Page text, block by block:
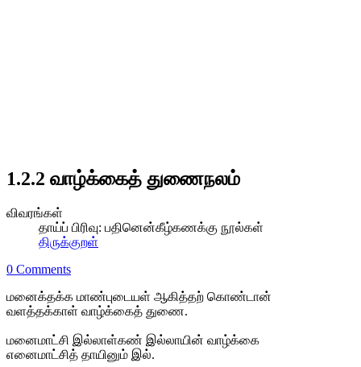
1.2.2 வாழ்க்கைத் துணைநலம்
விவரங்கள்
தாய்ப் பிரிவு: பதினென்கீழ்கணக்கு நூல்கள்
திருக்குறள்
0 Comments
மனைக்தக்க மாண்புடையள் ஆகித்தற் கொண்டான்
வளத்தக்காள் வாழ்க்கைத் துணை.
மனைமாட்சி இல்லாள்கண் இல்லாயின் வாழ்க்கை
எனைமாட்சித் தாயினும் இல்.